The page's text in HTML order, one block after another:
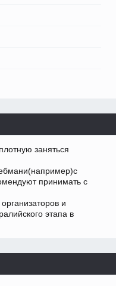
заняться
принимать с
и
этапа в